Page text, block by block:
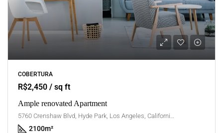
COBERTURA
R$2,450 / sq ft
Ample renovated Apartment
5760 Crenshaw Blvd, Hyde Park, Los Angeles, California, United States
2100m²